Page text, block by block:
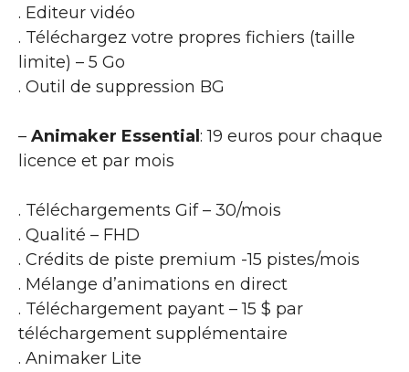
. Editeur vidéo
. Téléchargez votre propres fichiers (taille
limite) – 5 Go
. Outil de suppression BG
– Animaker Essential : 19 euros pour chaque
licence et par mois
. Téléchargements Gif – 30/mois
. Qualité – FHD
. Crédits de piste premium -15 pistes/mois
. Mélange d’animations en direct
. Téléchargement payant – 15 $ par
téléchargement supplémentaire
. Animaker Lite